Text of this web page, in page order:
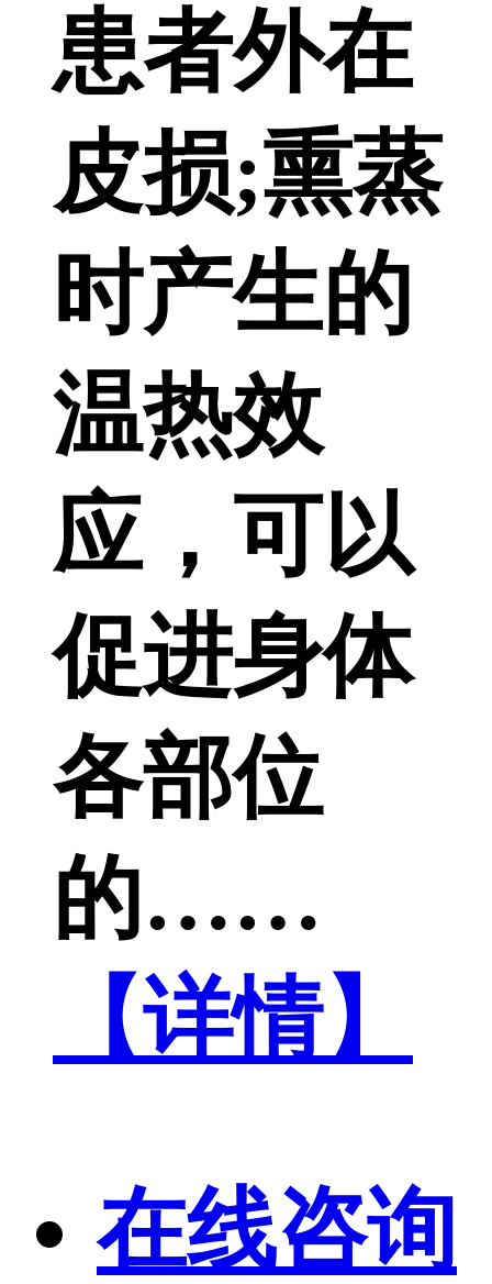
患者外在
皮损;熏蒸
时产生的
温热效
应，可以
促进身体
各部位
的……
【详情】
在线咨询